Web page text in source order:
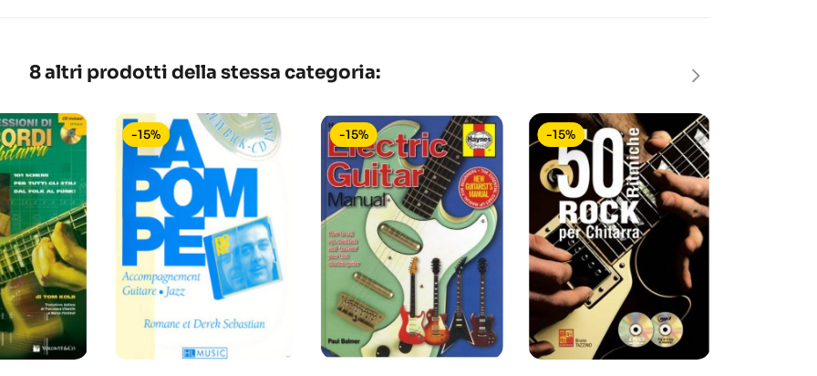
8 altri prodotti della stessa categoria:
-15% -15% -15%